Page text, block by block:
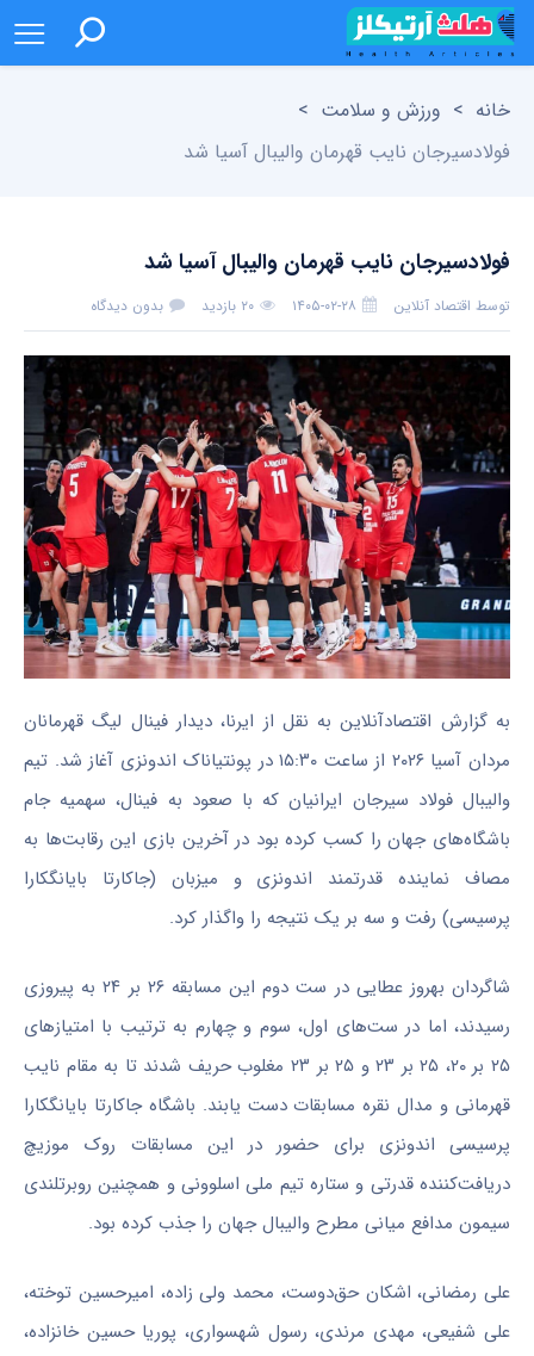
خانه > ورزش و سلامت >
فولادسیرجان نایب قهرمان والیبال آسیا شد
فولادسیرجان نایب قهرمان والیبال آسیا شد
توسط اقتصاد آنلاین ۱۴۰۵-۰۲-۲۸ ۲۰ بازدید بدون دیدگاه
به گزارش اقتصادآنلاین به نقل از ایرنا، دیدار فینال لیگ قهرمانان
مردان آسیا ۲۰۲۶ از ساعت ۱۵:۳۰ در پونتیاناک اندونزی آغاز شد. تیم
والیبال فولاد سیرجان ایرانیان که با صعود به فینال، سهمیه جام
باشگاه‌های جهان را کسب کرده بود در آخرین بازی این رقابت‌ها به
مصاف نماینده قدرتمند اندونزی و میزبان (جاکارتا بایانگکارا
پرسیسی) رفت و سه بر یک نتیجه را واگذار کرد.
شاگردان بهروز عطایی در ست دوم این مسابقه ۲۶ بر ۲۴ به پیروزی
رسیدند، اما در ست‌های اول، سوم و چهارم به ترتیب با امتیاز‌های
۲۵ بر ۲۰، ۲۵ بر ۲۳ و ۲۵ بر ۲۳ مغلوب حریف شدند تا به مقام نایب
قهرمانی و مدال نقره مسابقات دست یابند. باشگاه جاکارتا بایانگکارا
پرسیسی اندونزی برای حضور در این مسابقات روک موزیچ
دریافت‌کننده قدرتی و ستاره تیم ملی اسلوونی و همچنین روبرتلندی
سیمون مدافع میانی مطرح والیبال جهان را جذب کرده بود.
علی رمضانی، اشکان حق‌دوست، محمد ولی زاده، امیرحسین توخته،
علی شفیعی، مهدی مرندی، رسول شهسواری، پوریا حسین خانزاده،